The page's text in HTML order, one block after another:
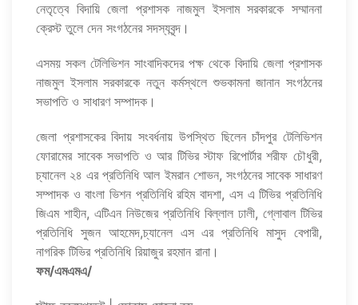
নেতৃত্বে বিদায়ি জেলা প্রশাসক নাজমুল ইসলাম সরকারকে সম্মাননা
ক্রেস্ট তুলে দেন সংগঠনের সদস্যবৃন্দ।
এসময় সকল টেলিভিশন সাংবাদিকদের পক্ষ থেকে বিদায়ি জেলা প্রশাসক
নাজমুল ইসলাম সরকারকে নতুন কর্মস্থলে শুভকামনা জানান সংগঠনের
সভাপতি ও সাধারণ সম্পাদক।
‎জেলা প্রশাসকের বিদায় সংবর্ধনায় উপস্থিত ছিলেন চাঁদপুর টেলিভিশন
ফোরামের সাবেক সভাপতি ও আর টিভির স্টাফ রিপোর্টার শরীফ চৌধুরী,
চ্যানেল ২৪ এর প্রতিনিধি আল ইমরান শোভন, সংগঠনের সাবেক সাধারণ
সম্পাদক ও বাংলা ভিশন প্রতিনিধি রহিম বাদশা, এস এ টিভির প্রতিনিধি
জিএম শাহীন, এটিএন নিউজের প্রতিনিধি বিল্লাল ঢালী, গ্লোবাল টিভির
প্রতিনিধি সুজন আহমেদ,চ্যানেল এস এর প্রতিনিধি মাসুদ বেপারী,
নাগরিক টিভির প্রতিনিধি রিয়াজুর রহমান রানা।
ফম/এমএমএ/